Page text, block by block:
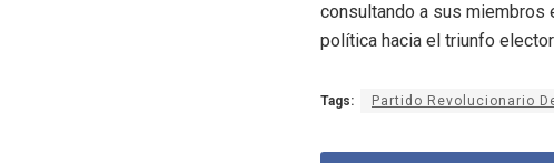
consultando a sus miembros
política hacia el triunfo
Tags: Partido Revolucionario